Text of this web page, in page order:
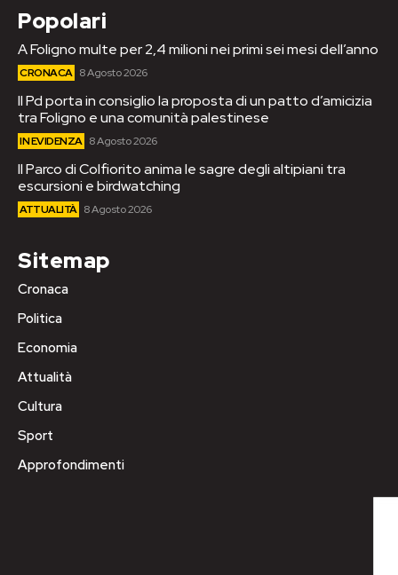
Popolari
A Foligno multe per 2,4 milioni nei primi sei mesi dell’anno
CRONACA 8 Agosto 2026
Il Pd porta in consiglio la proposta di un patto d’amicizia
tra Foligno e una comunità palestinese
IN EVIDENZA 8 Agosto 2026
Il Parco di Colfiorito anima le sagre degli altipiani tra
escursioni e birdwatching
ATTUALITÀ 8 Agosto 2026
Sitemap
Cronaca
Politica
Economia
Attualità
Cultura
Sport
Approfondimenti